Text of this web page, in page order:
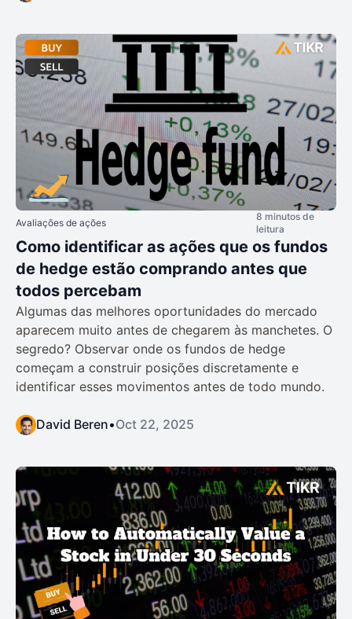
Avaliações de ações
8 minutos de
leitura
Como identificar as ações que os fundos
de hedge estão comprando antes que
todos percebam
Algumas das melhores oportunidades do mercado
aparecem muito antes de chegarem às manchetes. O
segredo? Observar onde os fundos de hedge
começam a construir posições discretamente e
identificar esses movimentos antes de todo mundo.
David Beren•Oct 22, 2025